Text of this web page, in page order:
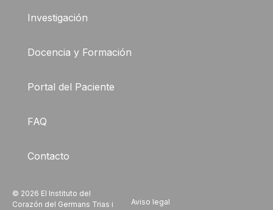
Investigación
Docencia y Formación
Portal del Paciente
FAQ
Contacto
© 2026 El Instituto del
Corazón del Germans Trias i
Aviso legal